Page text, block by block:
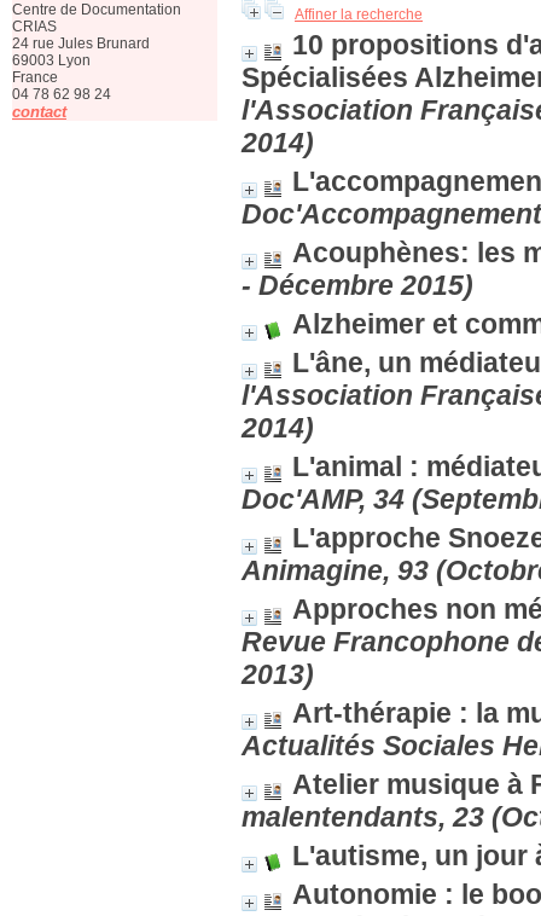
Affiner la recherche
10 propositions
Spécialisées
l'Association
2014)
Acouphènes: les
- Décembre 2015)
Alzheimer et
L'âne, un
l'Association
2014)
L'animal :
Doc'AMP, 34
L'approche
Animagine, 93
Approches non
Revue Francophone
2013)
Art-thérapie : la
Actualités Sociales
Atelier musique à
malentendants, 23
L'autisme, un jour
Autonomie : le
Centre de Documentation
CRIAS
24 rue Jules Brunard
69003 Lyon
France
04 78 62 98 24
contact